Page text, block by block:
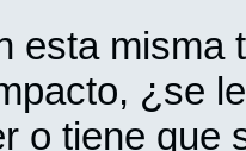
esta misma
¿se
o tiene que